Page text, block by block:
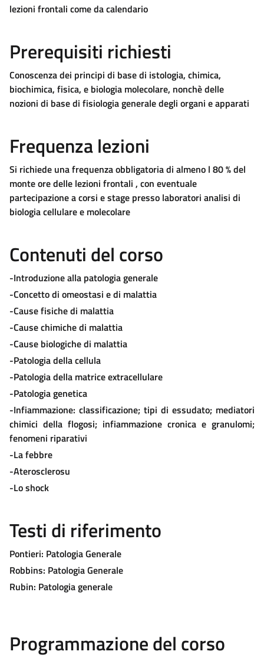
lezioni frontali come da calendario
Prerequisiti richiesti
Conoscenza dei principi di base di istologia, chimica,
biochimica, fisica, e biologia molecolare, nonchè delle
nozioni di base di fisiologia generale degli organi e apparati
Frequenza lezioni
Si richiede una frequenza obbligatoria di almeno l 80 % del
monte ore delle lezioni frontali , con eventuale
partecipazione a corsi e stage presso laboratori analisi di
biologia cellulare e molecolare
Contenuti del corso
-Introduzione alla patologia generale
-Concetto di omeostasi e di malattia
-Cause fisiche di malattia
-Cause chimiche di malattia
-Cause biologiche di malattia
-Patologia della cellula
-Patologia della matrice extracellulare
-Patologia genetica
-Infiammazione: classificazione; tipi di essudato; mediatori
chimici della flogosi; infiammazione cronica e granulomi;
fenomeni riparativi
-La febbre
-Aterosclerosu
-Lo shock
Testi di riferimento
Pontieri: Patologia Generale
Robbins: Patologia Generale
Rubin: Patologia generale
Programmazione del corso